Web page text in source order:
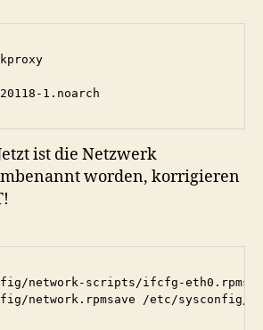
1.noarch
ist die Netzwerk
worden, korrigieren
network-scripts/ifcfg-
network.rpmsave /etc/sysconfig/